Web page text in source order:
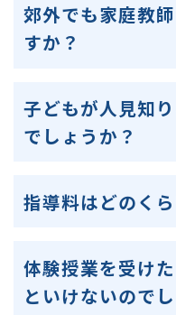
郊外でも家庭教
すか？
子どもが人見知
でしょうか？
指導料はどのく
体験授業を受け
といけないので